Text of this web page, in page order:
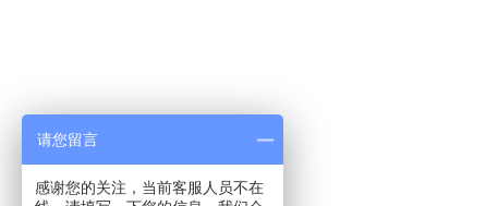
请您留言
感谢您的关注，当前客服人员不在